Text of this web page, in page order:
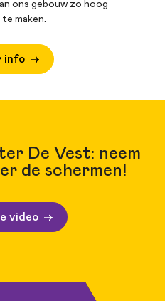
ons gebouw zo hoog
maken.
info
De Vest: neem
de schermen!
video